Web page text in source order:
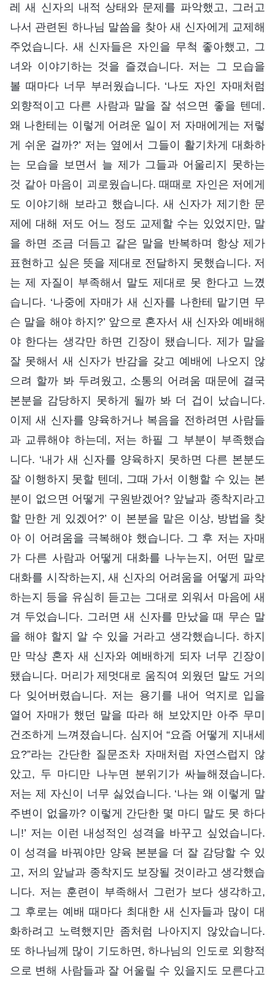
레 새 신자의 내적 상태와 문제를 파악했고, 그러고
나서 관련된 하나님 말씀을 찾아 새 신자에게 교제해
주었습니다. 새 신자들은 자인을 무척 좋아했고, 그
녀와 이야기하는 것을 즐겼습니다. 저는 그 모습을
볼 때마다 너무 부러웠습니다. ‘나도 자인 자매처럼
외향적이고 다른 사람과 말을 잘 섞으면 좋을 텐데.
왜 나한테는 이렇게 어려운 일이 저 자매에게는 저렇
게 쉬운 걸까?’ 저는 옆에서 그들이 활기차게 대화하
는 모습을 보면서 늘 제가 그들과 어울리지 못하는
것 같아 마음이 괴로웠습니다. 때때로 자인은 저에게
도 이야기해 보라고 했습니다. 새 신자가 제기한 문
제에 대해 저도 어느 정도 교제할 수는 있었지만, 말
을 하면 조금 더듬고 같은 말을 반복하며 항상 제가
표현하고 싶은 뜻을 제대로 전달하지 못했습니다. 저
는 제 자질이 부족해서 말도 제대로 못 한다고 느꼈
습니다. ‘나중에 자매가 새 신자를 나한테 맡기면 무
슨 말을 해야 하지?’ 앞으로 혼자서 새 신자와 예배해
야 한다는 생각만 하면 긴장이 됐습니다. 제가 말을
잘 못해서 새 신자가 반감을 갖고 예배에 나오지 않
으려 할까 봐 두려웠고, 소통의 어려움 때문에 결국
본분을 감당하지 못하게 될까 봐 더 겁이 났습니다.
이제 새 신자를 양육하거나 복음을 전하려면 사람들
과 교류해야 하는데, 저는 하필 그 부분이 부족했습
니다. ‘내가 새 신자를 양육하지 못하면 다른 본분도
잘 이행하지 못할 텐데, 그때 가서 이행할 수 있는 본
분이 없으면 어떻게 구원받겠어? 앞날과 종착지라고
할 만한 게 있겠어?’ 이 본분을 맡은 이상, 방법을 찾
아 이 어려움을 극복해야 했습니다. 그 후 저는 자매
가 다른 사람과 어떻게 대화를 나누는지, 어떤 말로
대화를 시작하는지, 새 신자의 어려움을 어떻게 파악
하는지 등을 유심히 듣고는 그대로 외워서 마음에 새
겨 두었습니다. 그러면 새 신자를 만났을 때 무슨 말
을 해야 할지 알 수 있을 거라고 생각했습니다. 하지
만 막상 혼자 새 신자와 예배하게 되자 너무 긴장이
됐습니다. 머리가 제멋대로 움직여 외웠던 말도 거의
다 잊어버렸습니다. 저는 용기를 내어 억지로 입을
열어 자매가 했던 말을 따라 해 보았지만 아주 무미
건조하게 느껴졌습니다. 심지어 “요즘 어떻게 지내세
요?”라는 간단한 질문조차 자매처럼 자연스럽지 않
았고, 두 마디만 나누면 분위기가 싸늘해졌습니다.
저는 제 자신이 너무 싫었습니다. ‘나는 왜 이렇게 말
주변이 없을까? 이렇게 간단한 몇 마디 말도 못 하다
니!’ 저는 이런 내성적인 성격을 바꾸고 싶었습니다.
이 성격을 바꿔야만 양육 본분을 더 잘 감당할 수 있
고, 저의 앞날과 종착지도 보장될 것이라고 생각했습
니다. 저는 훈련이 부족해서 그런가 보다 생각하고,
그 후로는 예배 때마다 최대한 새 신자들과 많이 대
화하려고 노력했지만 좀처럼 나아지지 않았습니다.
또 하나님께 많이 기도하면, 하나님의 인도로 외향적
으로 변해 사람들과 잘 어울릴 수 있을지도 모른다고